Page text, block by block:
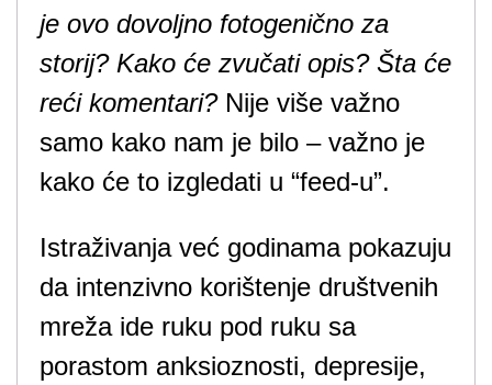
je ovo dovoljno fotogenično za
storij? Kako će zvučati opis? Šta će
reći komentari?Nije više važno
samo kako nam je bilo – važno je
kako će to izgledati u “feed-u”.
Istraživanja već godinama pokazuju
da intenzivno korištenje društvenih
mreža ide ruku pod ruku sa
porastom anksioznosti, depresije,